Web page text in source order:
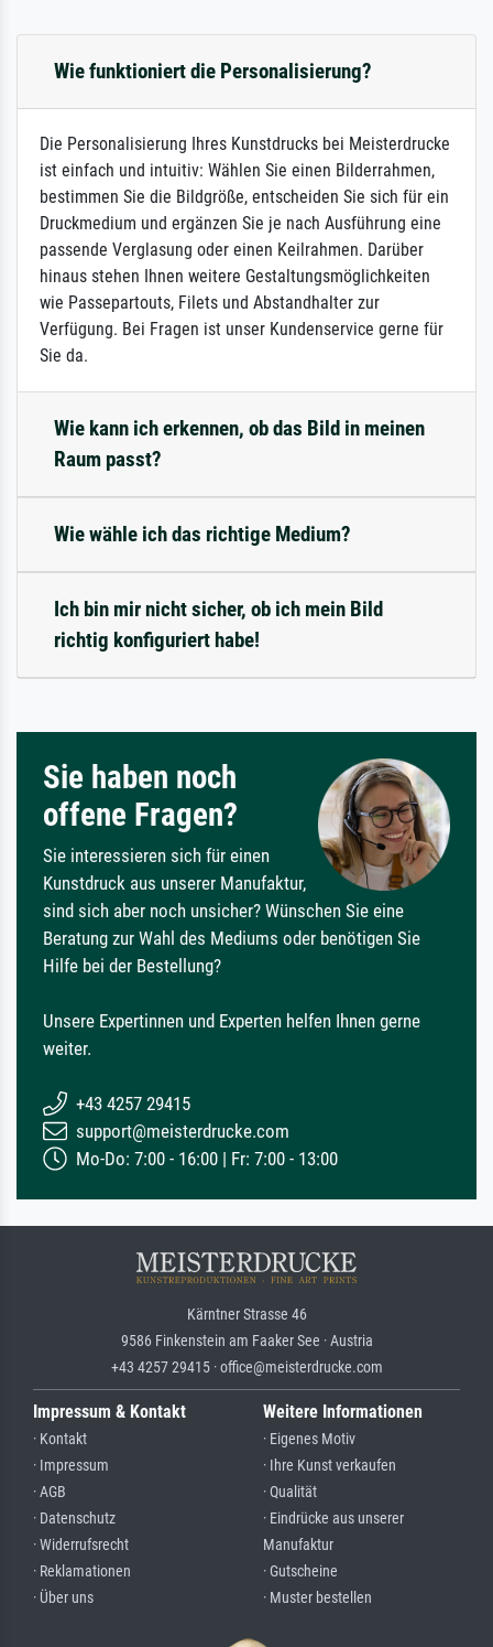
Wie funktioniert die Personalisierung?
Die Personalisierung Ihres Kunstdrucks bei Meisterdrucke
ist einfach und intuitiv: Wählen Sie einen Bilderrahmen,
bestimmen Sie die Bildgröße, entscheiden Sie sich für ein
Druckmedium und ergänzen Sie je nach Ausführung eine
passende Verglasung oder einen Keilrahmen. Darüber
hinaus stehen Ihnen weitere Gestaltungsmöglichkeiten
wie Passepartouts, Filets und Abstandhalter zur
Verfügung. Bei Fragen ist unser Kundenservice gerne für
Sie da.
Wie kann ich erkennen, ob das Bild in meinen
Raum passt?
Wie wähle ich das richtige Medium?
Ich bin mir nicht sicher, ob ich mein Bild
richtig konfiguriert habe!
Sie haben noch
offene Fragen?
Sie interessieren sich für einen
Kunstdruck aus unserer Manufaktur,
sind sich aber noch unsicher? Wünschen Sie eine
Beratung zur Wahl des Mediums oder benötigen Sie
Hilfe bei der Bestellung?
Unsere Expertinnen und Experten helfen Ihnen gerne
weiter.
+43 4257 29415
support@meisterdrucke.com
Mo-Do: 7:00 - 16:00 | Fr: 7:00 - 13:00
Kärntner Strasse 46
9586 Finkenstein am Faaker See · Austria
+43 4257 29415 · office@meisterdrucke.com
Impressum & Kontakt
· Kontakt
· Impressum
· AGB
· Datenschutz
· Widerrufsrecht
· Reklamationen
· Über uns
Weitere Informationen
· Eigenes Motiv
· Ihre Kunst verkaufen
· Qualität
· Eindrücke aus unserer
Manufaktur
· Gutscheine
· Muster bestellen